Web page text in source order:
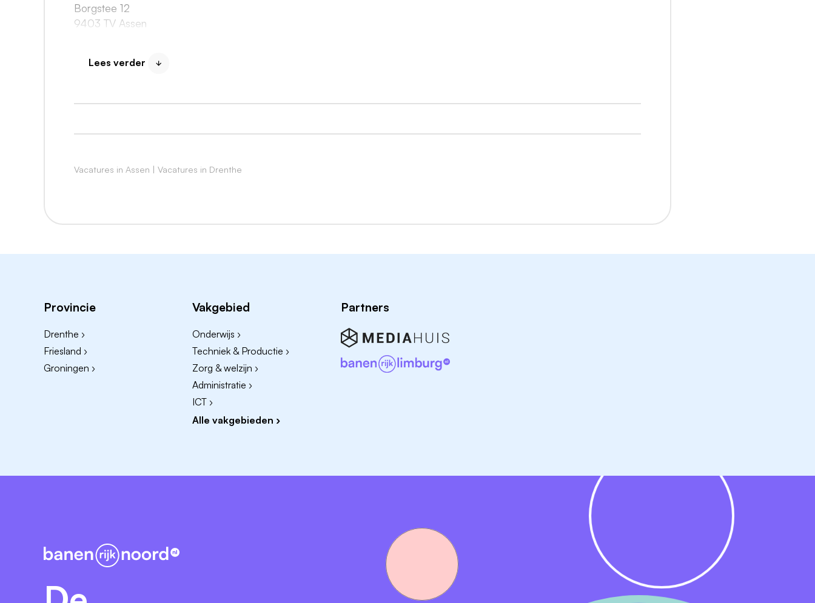
Borgstee 12
9403 TV Assen
GRONINGEN
Lees verder
Vacatures in Assen | Vacatures in Drenthe
Provincie
Drenthe ›
Friesland ›
Groningen ›
Vakgebied
Onderwijs ›
Techniek & Productie ›
Zorg & welzijn ›
Administratie ›
ICT ›
Alle vakgebieden ›
Partners